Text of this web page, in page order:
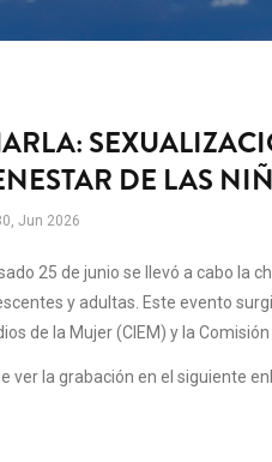
DE LAS
Jun 2026
25 de junio se llevó a cabo la
y adultas. Este evento
de la Mujer (CIEM) y la
ver la grabación en el siguiente